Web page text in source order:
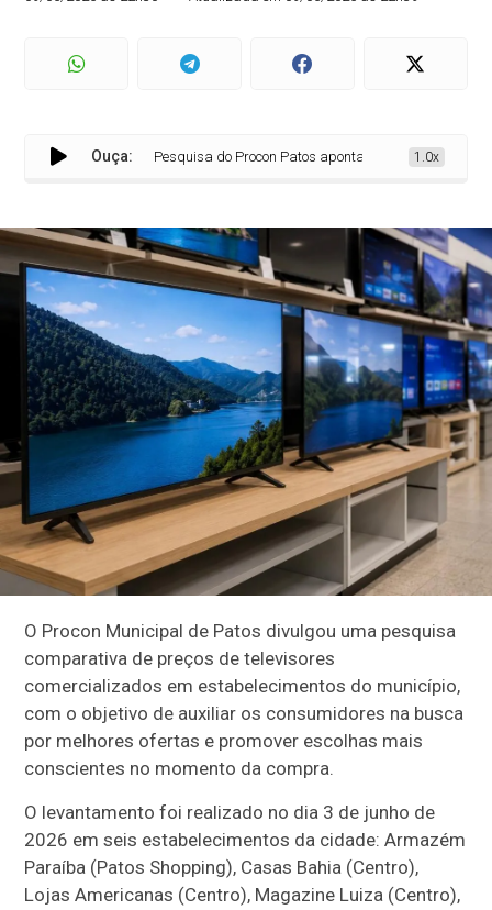
Ouça:Pesquisa do Procon Patos aponta os melhores preços de
1.0x
O Procon Municipal de Patos divulgou uma pesquisa
comparativa de preços de televisores
comercializados em estabelecimentos do município,
com o objetivo de auxiliar os consumidores na busca
por melhores ofertas e promover escolhas mais
conscientes no momento da compra.
O levantamento foi realizado no dia 3 de junho de
2026 em seis estabelecimentos da cidade: Armazém
Paraíba (Patos Shopping), Casas Bahia (Centro),
Lojas Americanas (Centro), Magazine Luiza (Centro),